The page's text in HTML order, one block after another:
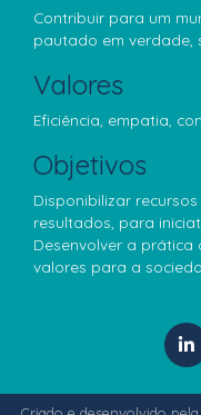
Contribuir para um
pautado em verdade,
Valores
Eficiência, empatia,
Objetivos
Disponibilizar
resultados, para
Desenvolver a
valores para a